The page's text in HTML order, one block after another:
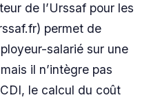
de l’Urssaf pour les
permet de
salarié sur une
il n’intègre pas
le calcul du coût